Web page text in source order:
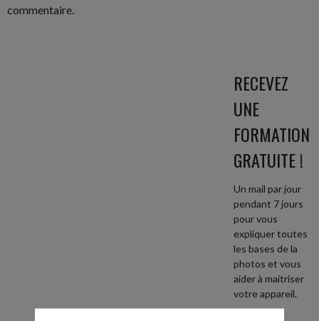
commentaire.
RECEVEZ
UNE
FORMATION
GRATUITE !
Un mail par jour
pendant 7 jours
pour vous
expliquer toutes
les bases de la
photos et vous
aider à maitriser
votre appareil.